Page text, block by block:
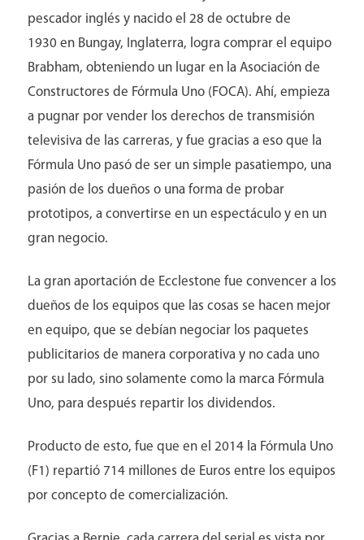
Directorio
pescador inglés y nacido el 28 de octubre de
1930 en Bungay, Inglaterra, logra comprar el equipo
Brabham, obteniendo un lugar en la Asociación de
Constructores de Fórmula Uno (FOCA). Ahí, empieza
a pugnar por vender los derechos de transmisión
televisiva de las carreras, y fue gracias a eso que la
Fórmula Uno pasó de ser un simple pasatiempo, una
pasión de los dueños o una forma de probar
prototipos, a convertirse en un espectáculo y en un
gran negocio.
La gran aportación de Ecclestone fue convencer a los
dueños de los equipos que las cosas se hacen mejor
en equipo, que se debían negociar los paquetes
publicitarios de manera corporativa y no cada uno
por su lado, sino solamente como la marca Fórmula
Uno, para después repartir los dividendos.
Producto de esto, fue que en el 2014 la Fórmula Uno
(F1) repartió 714 millones de Euros entre los equipos
por concepto de comercialización.